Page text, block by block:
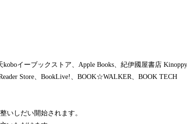
イーブックストア、Apple Books、紀伊國屋書店 Kinoppy
Store、BookLive!、BOOK☆WALKER、BOOK TECH
いしだい開始されます。